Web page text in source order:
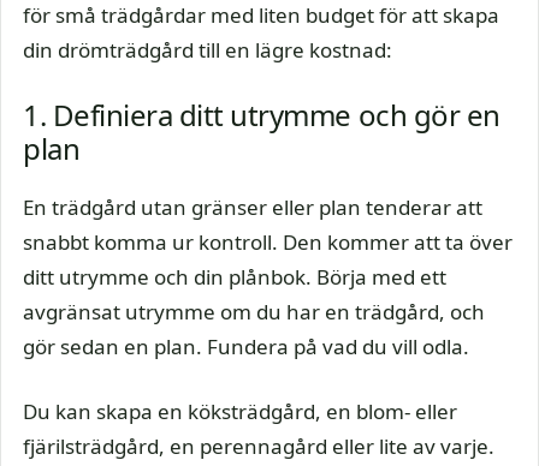
för små trädgårdar med liten budget för att skapa
din drömträdgård till en lägre kostnad:
1. Definiera ditt utrymme och gör en
plan
En trädgård utan gränser eller plan tenderar att
snabbt komma ur kontroll. Den kommer att ta över
ditt utrymme och din plånbok. Börja med ett
avgränsat utrymme om du har en trädgård, och
gör sedan en plan. Fundera på vad du vill odla.
Du kan skapa en köksträdgård, en blom- eller
fjärilsträdgård, en perennagård eller lite av varje.